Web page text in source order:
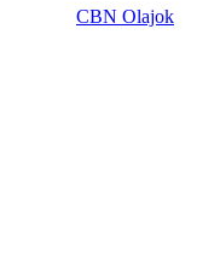
CBN Olajok